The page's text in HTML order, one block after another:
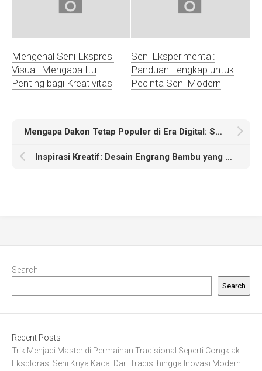
Mengenal Seni Ekspresi
Visual: Mengapa Itu
Penting bagi Kreativitas
Seni Eksperimental:
Panduan Lengkap untuk
Pecinta Seni Modern
Mengapa Dakon Tetap Populer di Era Digital: Sejarah dan Manfaatnya
Inspirasi Kreatif: Desain Engrang Bambu yang Menarik untuk Acara Anda
Search
Search
Recent Posts
Trik Menjadi Master di Permainan Tradisional Seperti Congklak
Eksplorasi Seni Kriya Kaca: Dari Tradisi hingga Inovasi Modern